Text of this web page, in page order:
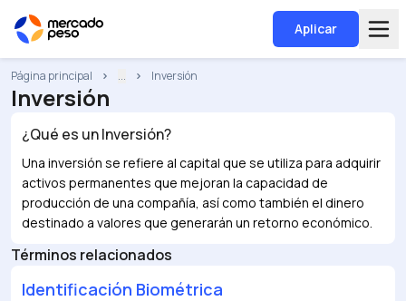
Aplicar
Página principal ... Inversión
Inversión
¿Qué es unInversión?
Una inversión se refiere al capital que se utiliza para adquirir
activos permanentes que mejoran la capacidad de
producción de una compañía, así como también el dinero
destinado a valores que generarán un retorno económico.
Términos relacionados
Identificación Biométrica